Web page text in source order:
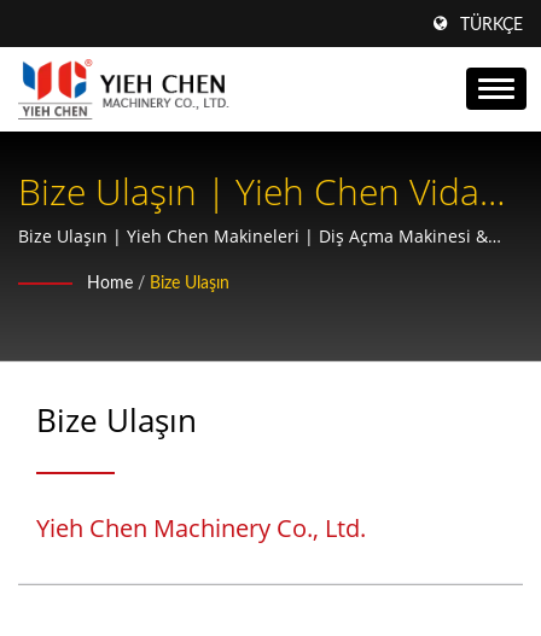
TÜRKÇE
Bize Ulaşın | Yieh Chen Vida
Açma Makineleri Ile Üretim
Hattınızı Geliştirin: Optimum
Bize Ulaşın | Yieh Chen Makineleri | Diş Açma Makinesi &
Home / Bize Ulaşın
Bize Ulaşın
Yieh Chen Machinery Co., Ltd.